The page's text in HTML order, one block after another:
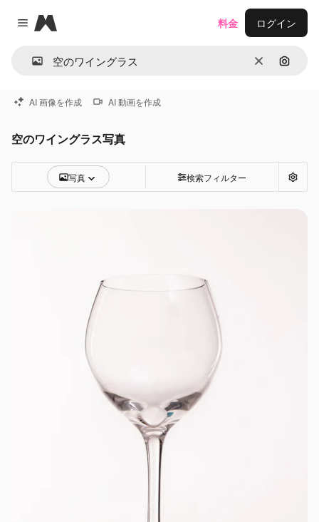
Close menu
Magnific
消去 画像で
料金 ログイン
AI 画像を作成 AI 動画を作成
空のワイングラス写真
写真 検索フィルター